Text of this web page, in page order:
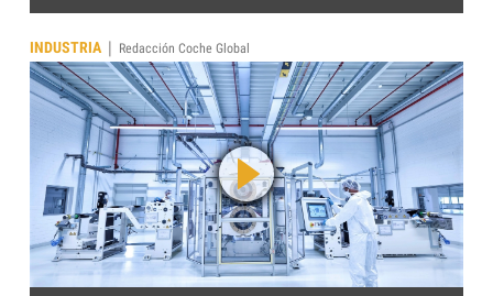
INDUSTRIA | Redacción Coche Global